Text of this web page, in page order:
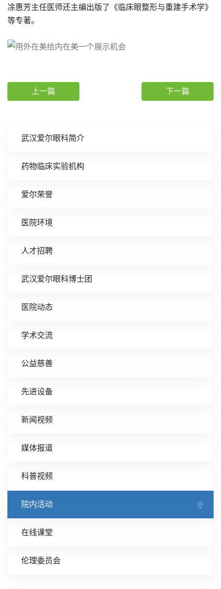
武汉爱尔眼科简介
药物临床实验机构
爱尔荣誉
医院环境
人才招聘
武汉爱尔眼科博士团
医院动态
学术交流
公益慈善
先进设备
新闻视频
媒体报道
科普视频
院内活动
在线课堂
伦理委员会
凃惠芳主任医师还主编出版了《临床眼整形与重建手术学》
等专著。
上一篇 下一篇